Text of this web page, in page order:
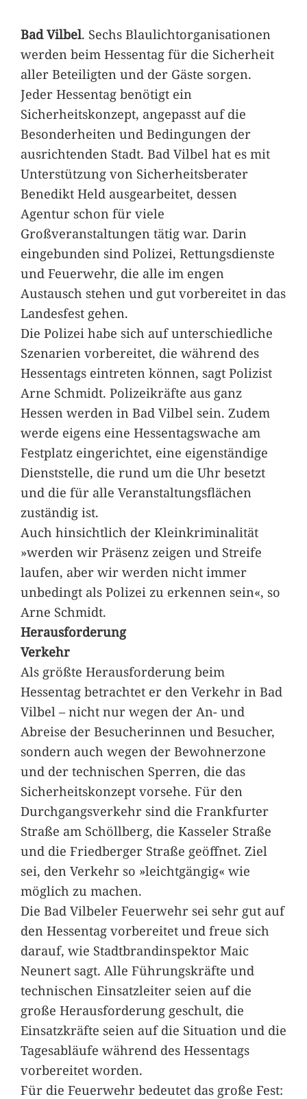
Bad Vilbel. Sechs Blaulichtorganisationen
werden beim Hessentag für die Sicherheit
aller Beteiligten und der Gäste sorgen.
Jeder Hessentag benötigt ein
Sicherheitskonzept, angepasst auf die
Besonderheiten und Bedingungen der
ausrichtenden Stadt. Bad Vilbel hat es mit
Unterstützung von Sicherheitsberater
Benedikt Held ausgearbeitet, dessen
Agentur schon für viele
Großveranstaltungen tätig war. Darin
eingebunden sind Polizei, Rettungsdienste
und Feuerwehr, die alle im engen
Austausch stehen und gut vorbereitet in das
Landesfest gehen.
Die Polizei habe sich auf unterschiedliche
Szenarien vorbereitet, die während des
Hessentags eintreten können, sagt Polizist
Arne Schmidt. Polizeikräfte aus ganz
Hessen werden in Bad Vilbel sein. Zudem
werde eigens eine Hessentagswache am
Festplatz eingerichtet, eine eigenständige
Dienststelle, die rund um die Uhr besetzt
und die für alle Veranstaltungsflächen
zuständig ist.
Auch hinsichtlich der Kleinkriminalität
»werden wir Präsenz zeigen und Streife
laufen, aber wir werden nicht immer
unbedingt als Polizei zu erkennen sein«, so
Arne Schmidt.
Herausforderung
Verkehr
Als größte Herausforderung beim
Hessentag betrachtet er den Verkehr in Bad
Vilbel – nicht nur wegen der An- und
Abreise der Besucherinnen und Besucher,
sondern auch wegen der Bewohnerzone
und der technischen Sperren, die das
Sicherheitskonzept vorsehe. Für den
Durchgangsverkehr sind die Frankfurter
Straße am Schöllberg, die Kasseler Straße
und die Friedberger Straße geöffnet. Ziel
sei, den Verkehr so »leichtgängig« wie
möglich zu machen.
Die Bad Vilbeler Feuerwehr sei sehr gut auf
den Hessentag vorbereitet und freue sich
darauf, wie Stadtbrandinspektor Maic
Neunert sagt. Alle Führungskräfte und
technischen Einsatzleiter seien auf die
große Herausforderung geschult, die
Einsatzkräfte seien auf die Situation und die
Tagesabläufe während des Hessentags
vorbereitet worden.
Für die Feuerwehr bedeutet das große Fest: